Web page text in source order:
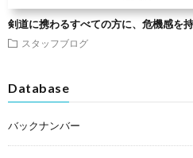
剣道に携わるすべての方に、危機感を
スタッフブログ
Database
バックナンバー